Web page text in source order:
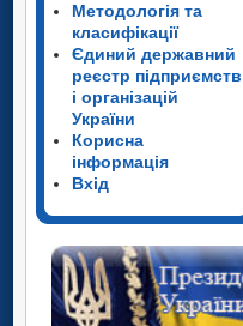
Методологія та
класифікації
Єдиний державний
реєстр підприємств
і організацій
України
Корисна
інформація
Вхід